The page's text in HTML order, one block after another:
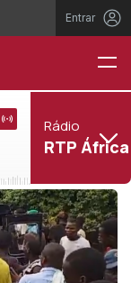
Entrar
Rádio
RTP África